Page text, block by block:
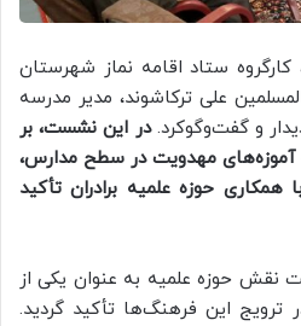
کارگروه ستاد اقامه نماز شهرستان
علی ترکاشوند، مدیر مدرسه
و گفت‌وگوکرد.در این نشست، بر
آموزه‌های مهدویت در سطح مدارس،
حوزه علمیه برادران تأکید
نقش حوزه علمیه به عنوان یکی از
ترویج این فرهنگ‌ها تأکید گردید.